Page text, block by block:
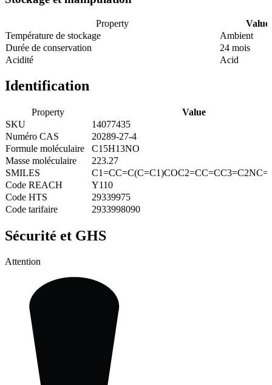
Property
Value
Température de stockage
Ambient
Durée de conservation
24 mois
Acidité
Acid
Identification
Property
Value
SKU
14077435
Numéro CAS
20289-27-4
Formule moléculaire
C15H13NO
Masse moléculaire
223.27
SMILES
Code REACH
Y110
Code HTS
29339975
Code tarifaire
2933998090
Sécurité et GHS
Attention